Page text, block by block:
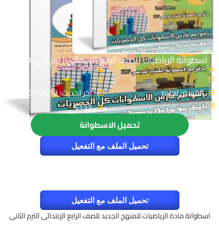
اسطوانة الرياضيات للصف الرابع الإبتدائى | ترم ثانى 2019
القسم: تعليم
اخر تحديث: 2019-01-28
5127
تحميل الاسطوانة
تحميل الملف مع التفعيل
تحميل الملف مع التفعيل
اسطوانة مادة الرياضيات للمنهج الجديد للصف الرابع الإبتدائى الترم الثانى